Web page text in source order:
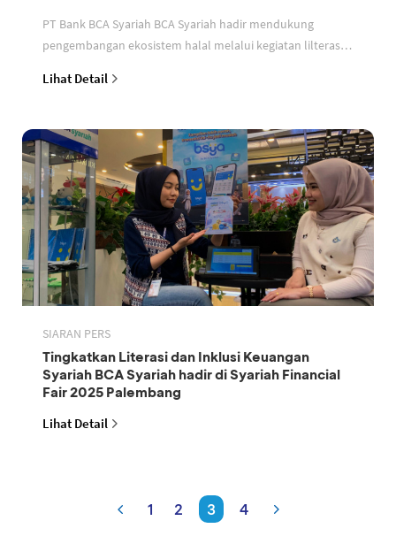
PT Bank BCA Syariah BCA Syariah hadir mendukung
pengembangan ekosistem halal melalui kegiatan lilterasi
Lihat Detail
SIARAN PERS
Tingkatkan Literasi dan Inklusi Keuangan
Syariah BCA Syariah hadir di Syariah Financial
Fair 2025 Palembang
Lihat Detail
1 2 3 4